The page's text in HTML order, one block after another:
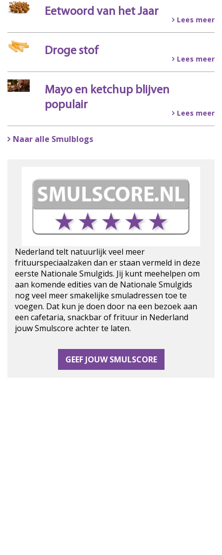
Eetwoord van het Jaar
Lees meer
Droge stof
Lees meer
Mayo en ketchup blijven
populair
Lees meer
Naar alle Smulblogs
Nederland telt natuurlijk veel meer
frituurspeciaalzaken dan er staan vermeld in deze
eerste Nationale Smulgids. Jij kunt meehelpen om
aan komende edities van de Nationale Smulgids
nog veel meer smakelijke smuladressen toe te
voegen. Dat kun je doen door na een bezoek aan
een cafetaria, snackbar of frituur in Nederland
jouw Smulscore achter te laten.
GEEF JOUW SMULSCORE